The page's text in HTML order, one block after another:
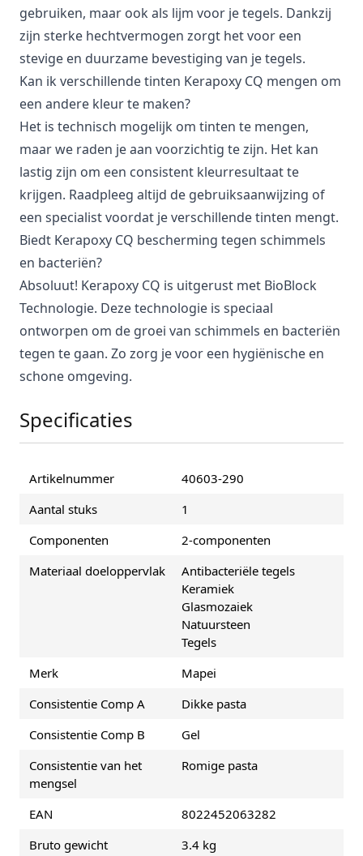
gebruiken, maar ook als lijm voor je tegels. Dankzij
zijn sterke hechtvermogen zorgt het voor een
stevige en duurzame bevestiging van je tegels.
Kan ik verschillende tinten Kerapoxy CQ mengen om
een andere kleur te maken?
Het is technisch mogelijk om tinten te mengen,
maar we raden je aan voorzichtig te zijn. Het kan
lastig zijn om een consistent kleurresultaat te
krijgen. Raadpleeg altijd de gebruiksaanwijzing of
een specialist voordat je verschillende tinten mengt.
Biedt Kerapoxy CQ bescherming tegen schimmels
en bacteriën?
Absoluut! Kerapoxy CQ is uitgerust met BioBlock
Technologie. Deze technologie is speciaal
ontworpen om de groei van schimmels en bacteriën
tegen te gaan. Zo zorg je voor een hygiënische en
schone omgeving.
Specificaties
Artikelnummer
40603-290
Aantal stuks
1
Componenten
2-componenten
Materiaal doeloppervlak
Antibacteriële tegels
Keramiek
Glasmozaiek
Natuursteen
Tegels
Merk
Mapei
Consistentie Comp A
Dikke pasta
Consistentie Comp B
Gel
Consistentie van het
mengsel
Romige pasta
EAN
8022452063282
Bruto gewicht
3.4 kg